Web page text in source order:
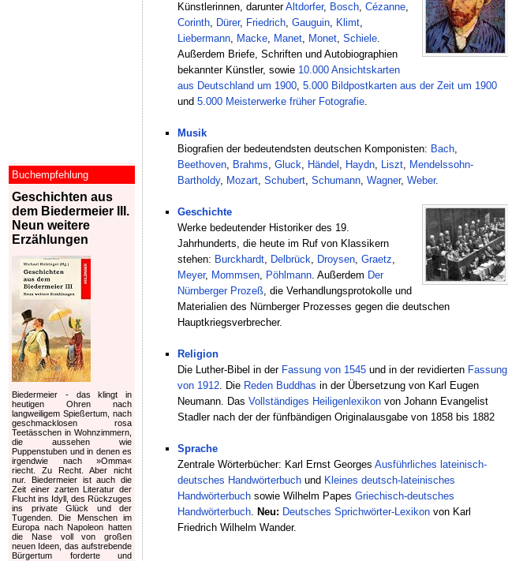
Künstlerinnen, darunterAltdorfer, Bosch, Cézanne,
Corinth, Dürer, Friedrich, Gauguin, Klimt,
Liebermann, Macke, Manet, Monet, Schiele.
Außerdem Briefe, Schriften und Autobiographien
bekannter Künstler, sowie 10.000 Ansichtskarten
aus Deutschland um 1900, 5.000 Bildpostkarten aus der Zeit um 1900
und 5.000 Meisterwerke früher Fotografie.
Musik
Biografien der bedeutendsten deutschen Komponisten: Bach,
Beethoven, Brahms, Gluck, Händel , Haydn, Liszt, Mendelssohn-
Bartholdy, Mozart, Schubert, Schumann, Wagner, Weber.
Geschichte
Werke bedeutender Historiker des 19.
Jahrhunderts, die heute im Ruf von Klassikern
stehen: Burckhardt, Delbrück, Droysen, Graetz,
Meyer, Mommsen, Pöhlmann. Außerdem Der
Nürnberger Prozeß, die Verhandlungsprotokolle und
Materialien des Nürnberger Prozesses gegen die deutschen
Hauptkriegsverbrecher.
Religion
Die Luther-Bibel in der Fassung von 1545und in der revidierten Fassung
von 1912. Die Reden Buddhas in der Übersetzung von Karl Eugen
Neumann. Das Vollständiges Heiligenlexikonvon Johann Evangelist
Stadler nach der der fünfbändigen Originalausgabe von 1858 bis 1882
Sprache
Zentrale Wörterbücher: Karl Ernst Georges Ausführliches lateinisch-
deutsches Handwörterbuchund Kleines deutsch-lateinisches
Handwörterbuchsowie Wilhelm Papes Griechisch-deutsches
Handwörterbuch. Neu: Deutsches Sprichwörter-Lexikonvon Karl
Friedrich Wilhelm Wander.
Buchempfehlung
Geschichten aus
dem Biedermeier III.
Neun weitere
Erzählungen
Biedermeier - das klingt in
heutigen Ohren nach
langweiligem Spießertum, nach
geschmacklosen rosa
Teetässchen in Wohnzimmern,
die aussehen wie
Puppenstuben und in denen es
irgendwie nach »Omma«
riecht. Zu Recht. Aber nicht
nur. Biedermeier ist auch die
Zeit einer zarten Literatur der
Flucht ins Idyll, des Rückzuges
ins private Glück und der
Tugenden. Die Menschen im
Europa nach Napoleon hatten
die Nase voll von großen
neuen Ideen, das aufstrebende
Bürgertum forderte und